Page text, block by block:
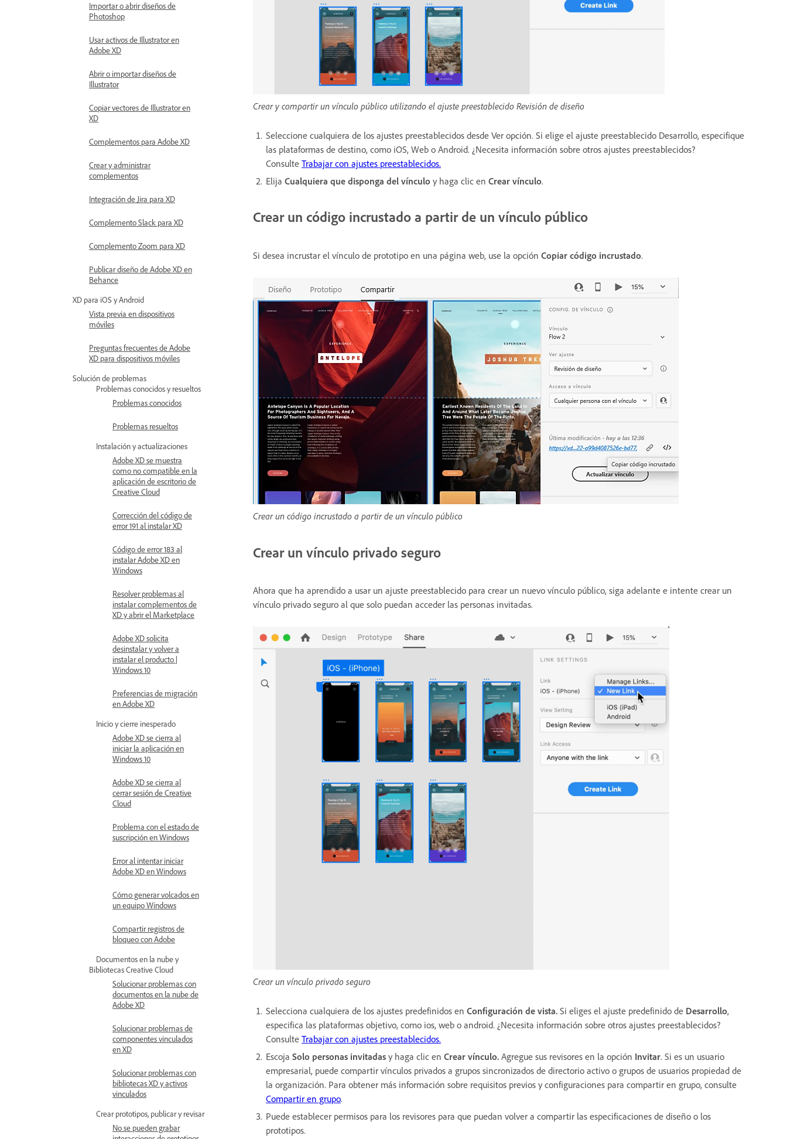
Importar o abrir diseños de
Photoshop
Usar activos de Illustrator en
Adobe XD
Abrir o importar diseños de
Illustrator
Copiar vectores de Illustrator en
XD
Complementos para Adobe XD
Crear y administrar
complementos
Integración de Jira para XD
Complemento Slack para XD
Complemento Zoom para XD
Publicar diseño de Adobe XD en
Behance
XD para iOS y Android
Vista previa en dispositivos
móviles
Preguntas frecuentes de Adobe
XD para dispositivos móviles
Solución de problemas
Problemas conocidos y resueltos
Problemas conocidos
Problemas resueltos
Instalación y actualizaciones
Adobe XD se muestra
como no compatible en la
aplicación de escritorio de
Creative Cloud
Corrección del código de
error 191 al instalar XD
Código de error 183 al
instalar Adobe XD en
Windows
Resolver problemas al
instalar complementos de
XD y abrir el Marketplace
Adobe XD solicita
desinstalar y volver a
instalar el producto |
Windows 10
Preferencias de migración
en Adobe XD
Inicio y cierre inesperado
Adobe XD se cierra al
iniciar la aplicación en
Windows 10
Adobe XD se cierra al
cerrar sesión de Creative
Cloud
Problema con el estado de
suscripción en Windows
Error al intentar iniciar
Adobe XD en Windows
Cómo generar volcados en
un equipo Windows
Compartir registros de
bloqueo con Adobe
Documentos en la nube y
Bibliotecas Creative Cloud
Solucionar problemas con
documentos en la nube de
Adobe XD
Solucionar problemas de
componentes vinculados
en XD
Solucionar problemas con
bibliotecas XD y activos
vinculados
Crear prototipos, publicar y revisar
No se pueden grabar
Crear y compartir un vínculo público utilizando el ajuste preestablecido Revisión de diseño
Seleccione cualquiera de los ajustes preestablecidos desde Ver opción. Si elige el ajuste preestablecido Desarrollo, especifique
las plataformas de destino, como iOS, Web o Android. ¿Necesita información sobre otros ajustes preestablecidos?
Consulte Trabajar con ajustes preestablecidos.
Elija Cualquiera que disponga del vínculo y haga clic en Crear vínculo.
Crear un código incrustado a partir de un vínculo público
Si desea incrustar el vínculo de prototipo en una página web, use la opción Copiar código incrustado.
Crear un código incrustado a partir de un vínculo público
Crear un vínculo privado seguro
Ahora que ha aprendido a usar un ajuste preestablecido para crear un nuevo vínculo público, siga adelante e intente crear un
vínculo privado seguro al que solo puedan acceder las personas invitadas.
Crear un vínculo privado seguro
Selecciona cualquiera de los ajustes predefinidos en Configuración de vista. Si eliges el ajuste predefinido de Desarrollo,
especifica las plataformas objetivo, como ios, web o android. ¿Necesita información sobre otros ajustes preestablecidos?
Consulte Trabajar con ajustes preestablecidos.
Escoja Solo personas invitadas y haga clic en Crear vínculo. Agregue sus revisores en la opción Invitar. Si es un usuario
empresarial, puede compartir vínculos privados a grupos sincronizados de directorio activo o grupos de usuarios propiedad de
la organización. Para obtener más información sobre requisitos previos y configuraciones para compartir en grupo, consulte
Compartir en grupo.
Puede establecer permisos para los revisores para que puedan volver a compartir las especificaciones de diseño o los
prototipos.